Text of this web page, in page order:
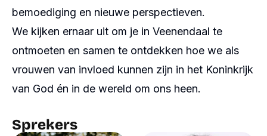
bemoediging en nieuwe perspectieven.
We kijken ernaar uit om je in Veenendaal te
ontmoeten en samen te ontdekken hoe we als
vrouwen van invloed kunnen zijn in het Koninkrijk
van God én in de wereld om ons heen.
Sprekers